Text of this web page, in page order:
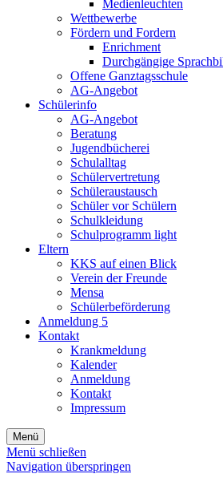
Medienleuchten
Wettbewerbe
Fördern und Fordern
Enrichment
Durchgängige
Offene Ganztagsschule
AG-Angebot
Schülerinfo
AG-Angebot
Beratung
Jugendbücherei
Schulalltag
Schülervertretung
Schüleraustausch
Schüler vor Schülern
Schulkleidung
Schulprogramm light
Eltern
KKS auf einen Blick
Verein der Freunde
Mensa
Schülerbeförderung
Anmeldung 5
Kontakt
Krankmeldung
Kalender
Anmeldung
Kontakt
Impressum
Menü
Menü schließen
Navigation überspringen